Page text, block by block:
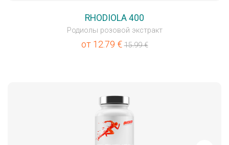
RHODIOLA 400
Родиолы розовой экстракт
от 12.79 €15.99€